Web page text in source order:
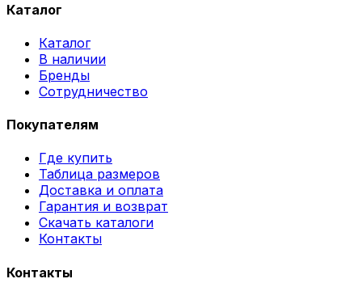
Каталог
Каталог
В наличии
Бренды
Сотрудничество
Покупателям
Где купить
Таблица размеров
Доставка и оплата
Гарантия и возврат
Скачать каталоги
Контакты
Контакты